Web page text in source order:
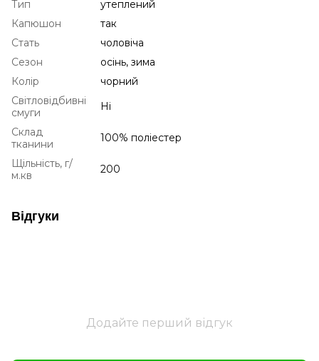
Тип
утеплений
Капюшон
так
Стать
чоловіча
Сезон
осінь, зима
Колір
чорний
Світловідбивні
смуги
Ні
Склад
тканини
100% поліестер
Щільність, г/
м.кв
200
Відгуки
Додайте перший відгук